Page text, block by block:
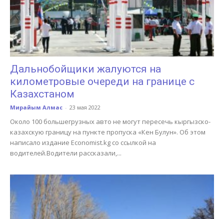
Дальнобойщики жалуются на
километровые очереди на границе с
Казахстаном
Мирайым Алмас - 23 мая 2022
Около 100 большегрузных авто не могут пересечь кыргызско-
казахскую границу на пункте пропуска «Кен Булун». Об этом
написало издание Economist.kg со ссылкой на
водителей.Водители рассказали,...